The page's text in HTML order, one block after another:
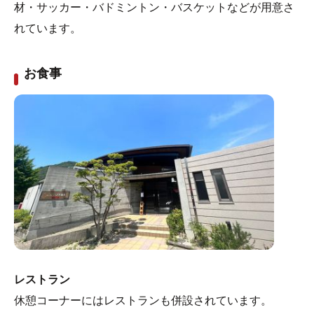
材・サッカー・バドミントン・バスケットなどが用意さ
れています。
お食事
レストラン
休憩コーナーにはレストランも併設されています。